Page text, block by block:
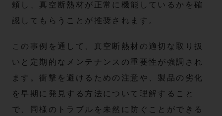
頼し、真空断熱材が正常に機能しているかを確
認してもらうことが推奨されます。
この事例を通して、真空断熱材の適切な取り扱
いと定期的なメンテナンスの重要性が強調され
ます。衝撃を避けるための注意や、製品の劣化
を早期に発見する方法について理解すること
で、同様のトラブルを未然に防ぐことができる